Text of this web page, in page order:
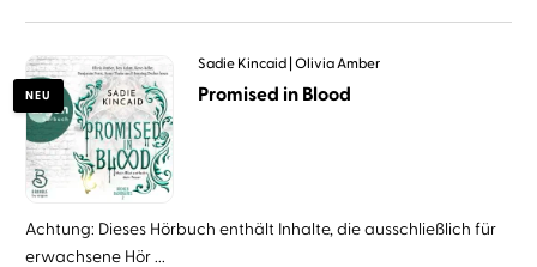
NEU
Sadie Kincaid Olivia Amber
Promised in Blood
Achtung: Dieses Hörbuch enthält Inhalte, die ausschließlich für
erwachsene Hör ...